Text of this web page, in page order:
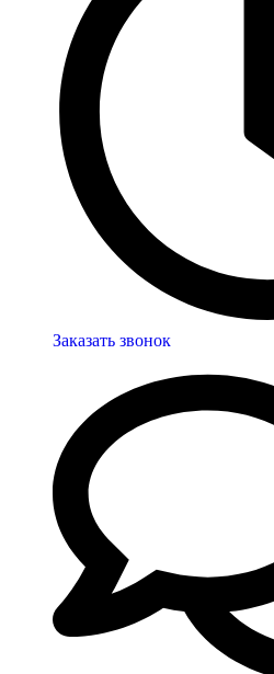
Заказать звонок